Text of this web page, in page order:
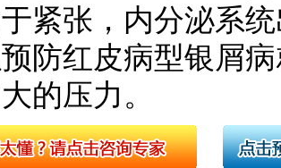
紧张，内分泌系
防红皮病型银屑
的压力。